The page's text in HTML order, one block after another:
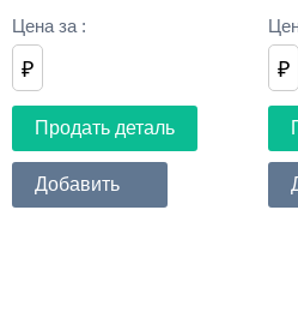
Цена за :
₽
Продать деталь
Добавить
₽